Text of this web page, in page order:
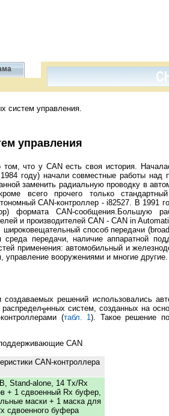
систем управления.
управления
что у CAN есть своя история.
году) начали совместные работы над
заменить радиальную проводку в
всего прочего только стандартный
CAN-контроллер - i82527. В 1991
формата CAN-сообщения.Большую
и производителей CAN - CAN in
способ передачи
среда передачи, наличие аппаратной
применения: автомобильный и
управление вооружениями и многие другие.
решений использовались
систем, созданных на
(табл. 1). Такое решение
CAN
CAN-контроллера
Stand-alone, 14 Tx/Rx
+ 1 сдвоенный Rx буфер,
маски + 1 маска для
сдвоенного буфера